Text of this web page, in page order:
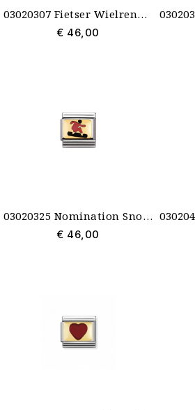
03020307 Fietser Wielrenner blauw Nomination schakel
€ 46,00
03020325 Nomination Snowboarder rood emaille 32
€ 46,00